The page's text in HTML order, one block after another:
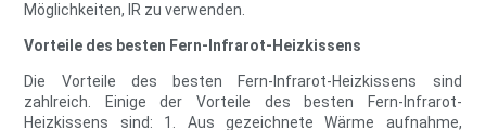
Möglichkeiten, IR zu verwenden.
Vorteile des besten Fern-Infrarot-Heizkissens
Die Vorteile des besten Fern-Infrarot-Heizkissens sind
zahlreich. Einige der Vorteile des besten Fern-Infrarot-
Heizkissens sind: 1. Aus gezeichnete Wärme aufnahme,